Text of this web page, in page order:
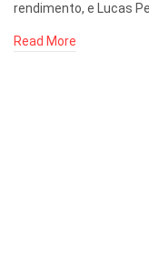
rendimento, e Lucas
Read More